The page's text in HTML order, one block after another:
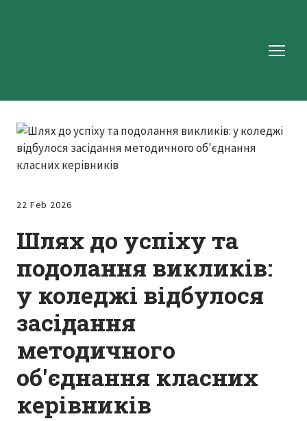
22 Feb 2026
Шлях до успіху та
подолання викликів:
у коледжі відбулося
засідання
методичного
об'єднання класних
керівників